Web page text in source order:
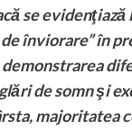
se evidenţiază
înviorare” în
de somn şi
majoritatea